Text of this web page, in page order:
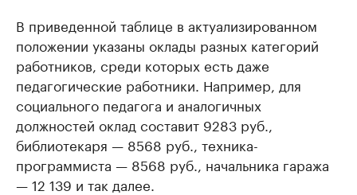
В приведенной таблице в актуализированном
положении указаны оклады разных категорий
работников, среди которых есть даже
педагогические работники. Например, для
социального педагога и аналогичных
должностей оклад составит 9283 руб.,
библиотекаря — 8568 руб., техника-
программиста — 8568 руб., начальника гаража
— 12 139 и так далее.